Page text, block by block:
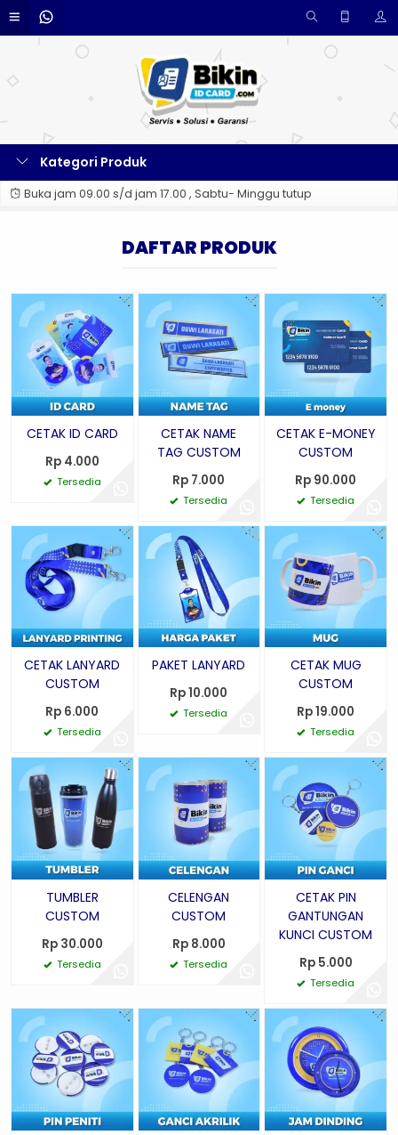
Kategori Produk
Buka jam 09.00 s/d jam 17.00 , Sabtu- Minggu tutup
DAFTAR PRODUK
CETAK ID CARD
Rp 4.000
Tersedia
CETAK NAME
TAG CUSTOM
Rp 7.000
Tersedia
CETAK E-MONEY
CUSTOM
Rp 90.000
Tersedia
CETAK LANYARD
CUSTOM
Rp 6.000
Tersedia
PAKET LANYARD
Rp 10.000
Tersedia
CETAK MUG
CUSTOM
Rp 19.000
Tersedia
TUMBLER
CUSTOM
Rp 30.000
Tersedia
CELENGAN
CUSTOM
Rp 8.000
Tersedia
CETAK PIN
GANTUNGAN
KUNCI CUSTOM
Rp 5.000
Tersedia